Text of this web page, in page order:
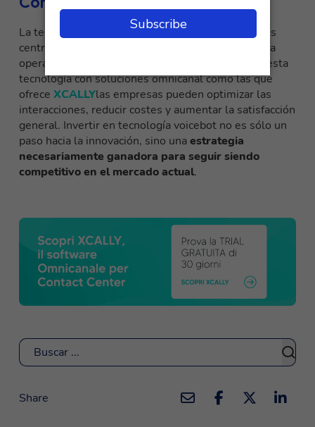
La tecnología Voicebot es un recurso clave para los
centros de llamadas que desean mejorar la eficacia
operativa y la experiencia del cliente. Al integrar esta
tecnología con soluciones omnicanal como las que
ofrece XCALLYlas empresas pueden optimizar las
interacciones, reducir costes y aumentar la satisfacción
general. Invertir en tecnología voicebot no es sólo un
paso hacia la innovación, sino unaestrategia
necesariamente ganadora para seguir siendo
competitivo en el mercado actual.
Buscar
Share